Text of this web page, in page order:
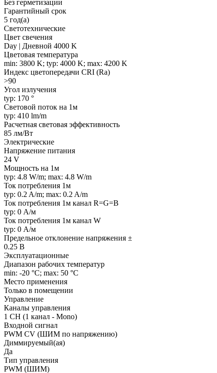
Без герметизации
Гарантийный срок
5 год(а)
Светотехнические
Цвет свечения
Day | Дневной 4000 K
Цветовая температура
min: 3800 K; typ: 4000 K; max: 4200 K
Индекс цветопередачи CRI (Ra)
>90
Угол излучения
typ: 170 °
Световой поток на 1м
typ: 410 lm/m
Расчетная световая эффективность
85 лм/Вт
Электрические
Напряжение питания
24 V
Мощность на 1м
typ: 4.8 W/m; max: 4.8 W/m
Ток потребления 1м
typ: 0.2 A/m; max: 0.2 A/m
Ток потребления 1м канал R=G=B
typ: 0 А/м
Ток потребления 1м канал W
typ: 0 А/м
Предельное отклонение напряжения ±
0.25 В
Эксплуатационные
Диапазон рабочих температур
min: -20 °C; max: 50 °C
Место применения
Только в помещении
Управление
Каналы управления
1 CH (1 канал - Mono)
Входной сигнал
PWM СV (ШИМ по напряжению)
Диммируемый(ая)
Да
Тип управления
PWM (ШИМ)